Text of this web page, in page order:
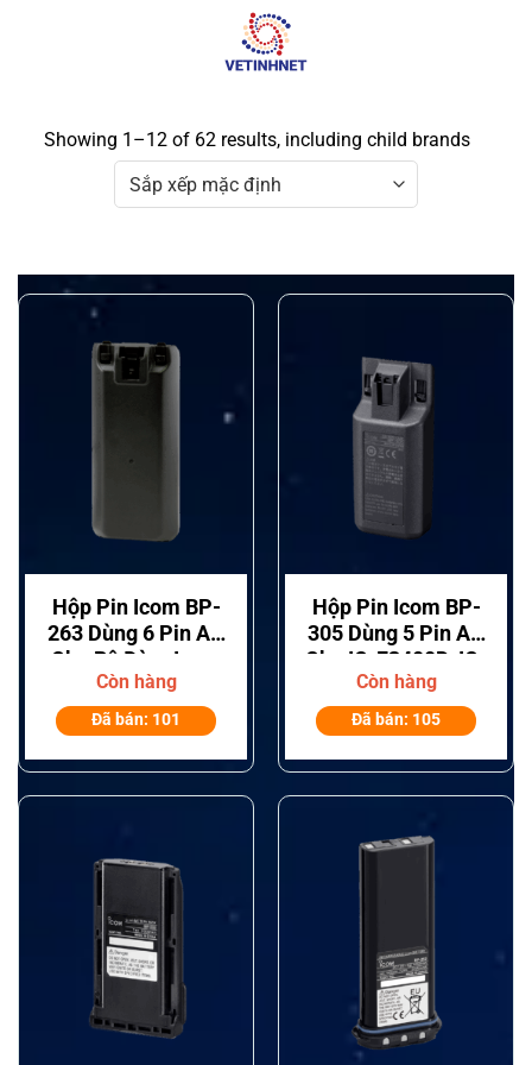
Showing 1–12 of 62 results, including child brands
Hộp Pin Icom BP-
263 Dùng 6 Pin AA
Cho Bộ Đàm Icom
Còn hàng
Đã bán: 101
Hộp Pin Icom BP-
305 Dùng 5 Pin AA
Cho IC-F3400D, IC-
F4400D
Còn hàng
Đã bán: 105